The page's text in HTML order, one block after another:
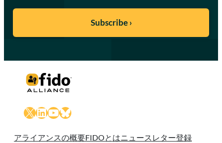
X LinkedIn
YouTube
Bluesky
アライアンスの概要FIDOとはニュースレター登録